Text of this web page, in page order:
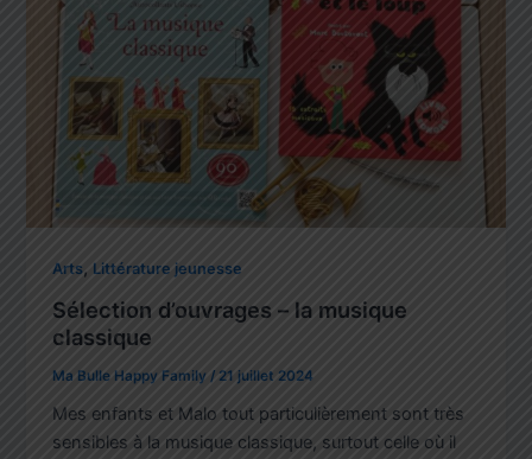
Arts, Littérature jeunesse
Sélection d’ouvrages – la musique
classique
Ma Bulle Happy Family / 21 juillet 2024
Mes enfants et Malo tout particulièrement sont très
sensibles à la musique classique, surtout celle où il